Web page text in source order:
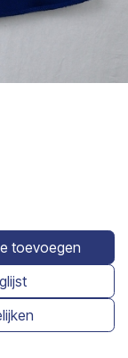
toevoegen